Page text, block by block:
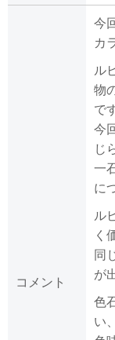
コメント
今
カ
ル
物
で
今
じ
一
に
ル
く
同
が
色
い、